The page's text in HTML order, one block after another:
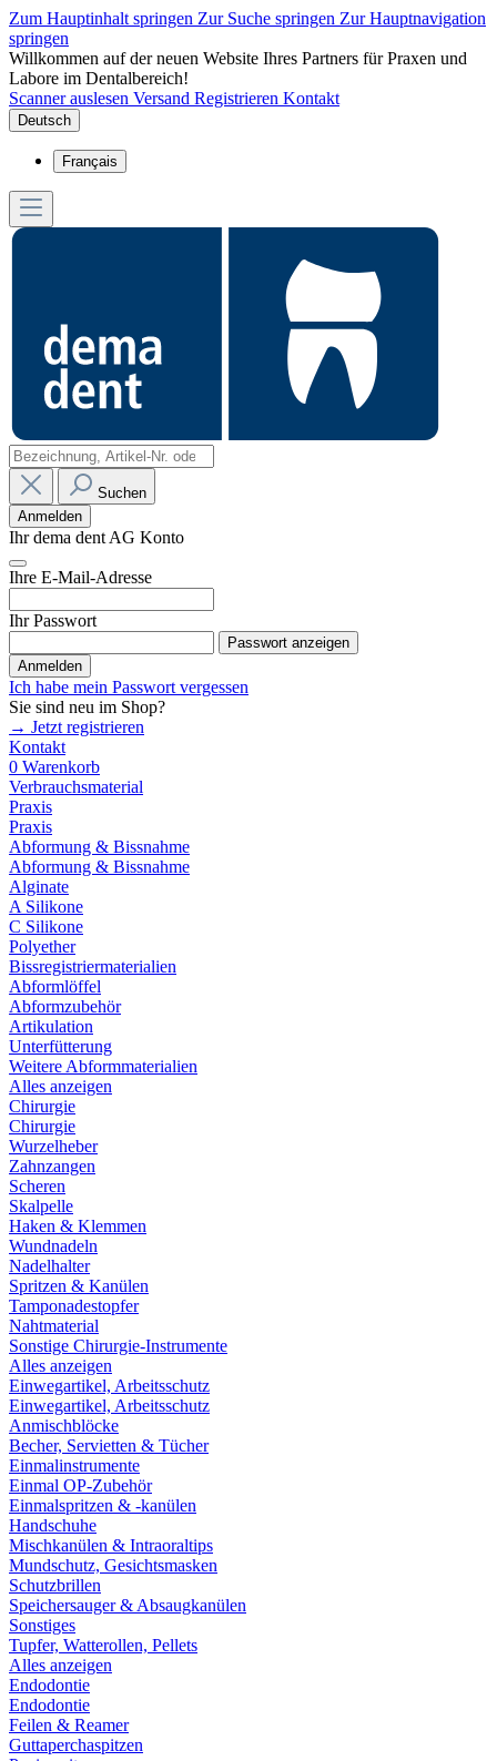
Zum Hauptinhalt springen Zur Suche springen Zur Hauptnavigation
springen
Willkommen auf der neuen Website Ihres Partners für Praxen und
Labore im Dentalbereich!
Scanner auslesen Versand Registrieren Kontakt
Deutsch
Français
Suchen
Anmelden
Ihr dema dent AG Konto
Ihre E-Mail-Adresse
Ihr Passwort
Passwort anzeigen
Anmelden
Ich habe mein Passwort vergessen
Sie sind neu im Shop?
→ Jetzt registrieren
Kontakt
0 Warenkorb
Verbrauchsmaterial
Praxis
Praxis
Abformung & Bissnahme
Abformung & Bissnahme
Alginate
A Silikone
C Silikone
Polyether
Bissregistriermaterialien
Abformlöffel
Abformzubehör
Artikulation
Unterfütterung
Weitere Abformmaterialien
Alles anzeigen
Chirurgie
Chirurgie
Wurzelheber
Zahnzangen
Scheren
Skalpelle
Haken & Klemmen
Wundnadeln
Nadelhalter
Spritzen & Kanülen
Tamponadestopfer
Nahtmaterial
Sonstige Chirurgie-Instrumente
Alles anzeigen
Einwegartikel, Arbeitsschutz
Einwegartikel, Arbeitsschutz
Anmischblöcke
Becher, Servietten & Tücher
Einmalinstrumente
Einmal OP-Zubehör
Einmalspritzen & -kanülen
Handschuhe
Mischkanülen & Intraoraltips
Mundschutz, Gesichtsmasken
Schutzbrillen
Speichersauger & Absaugkanülen
Sonstiges
Tupfer, Watterollen, Pellets
Alles anzeigen
Endodontie
Endodontie
Feilen & Reamer
Guttaperchaspitzen